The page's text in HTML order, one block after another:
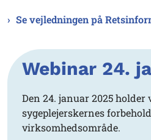
Se vejledningen på
Webinar 24.
Den 24. januar 2025 holder
sygeplejerskernes
virksomhedsområde.